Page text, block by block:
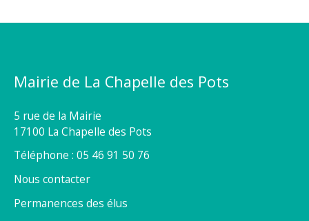
Mairie de La Chapelle des Pots
5 rue de la Mairie
17100 La Chapelle des Pots
Téléphone : 05 46 91 50 76
Nous contacter
Permanences des élus